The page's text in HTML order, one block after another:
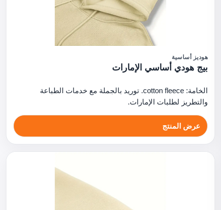
هوديز أساسية
بيج هودي أساسي الإمارات
الخامة: cotton fleece. توريد بالجملة مع خدمات الطباعة
والتطريز لطلبات الإمارات.
عرض المنتج